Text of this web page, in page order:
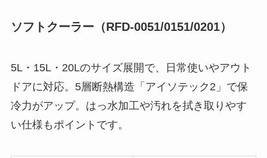
ソフトクーラー（RFD-0051/0151/0201）
5L・15L・20Lのサイズ展開で、日常使いやアウト
ドアに対応。5層断熱構造「アイソテック2」で保
冷力がアップ。はっ水加工や汚れを拭き取りやす
い仕様もポイントです。